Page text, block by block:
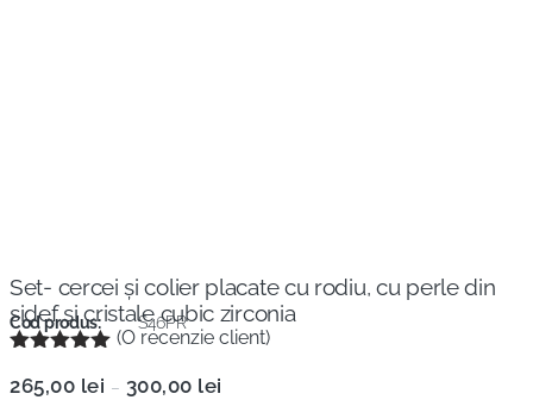
Set- cercei și colier placate cu rodiu, cu perle din
sidef și cristale cubic zirconia
Cod produs: S46PR
5.00din 5
(O recenzie client)
265,00 lei – 300,00 lei